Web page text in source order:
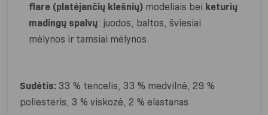
flare (platėjančių klešnių) modeliais bei keturių
madingų spalvų: juodos, baltos, šviesiai
mėlynos ir tamsiai mėlynos.
Sudėtis: 33 % tencelis, 33 % medvilnė, 29 %
poliesteris, 3 % viskozė, 2 % elastanas